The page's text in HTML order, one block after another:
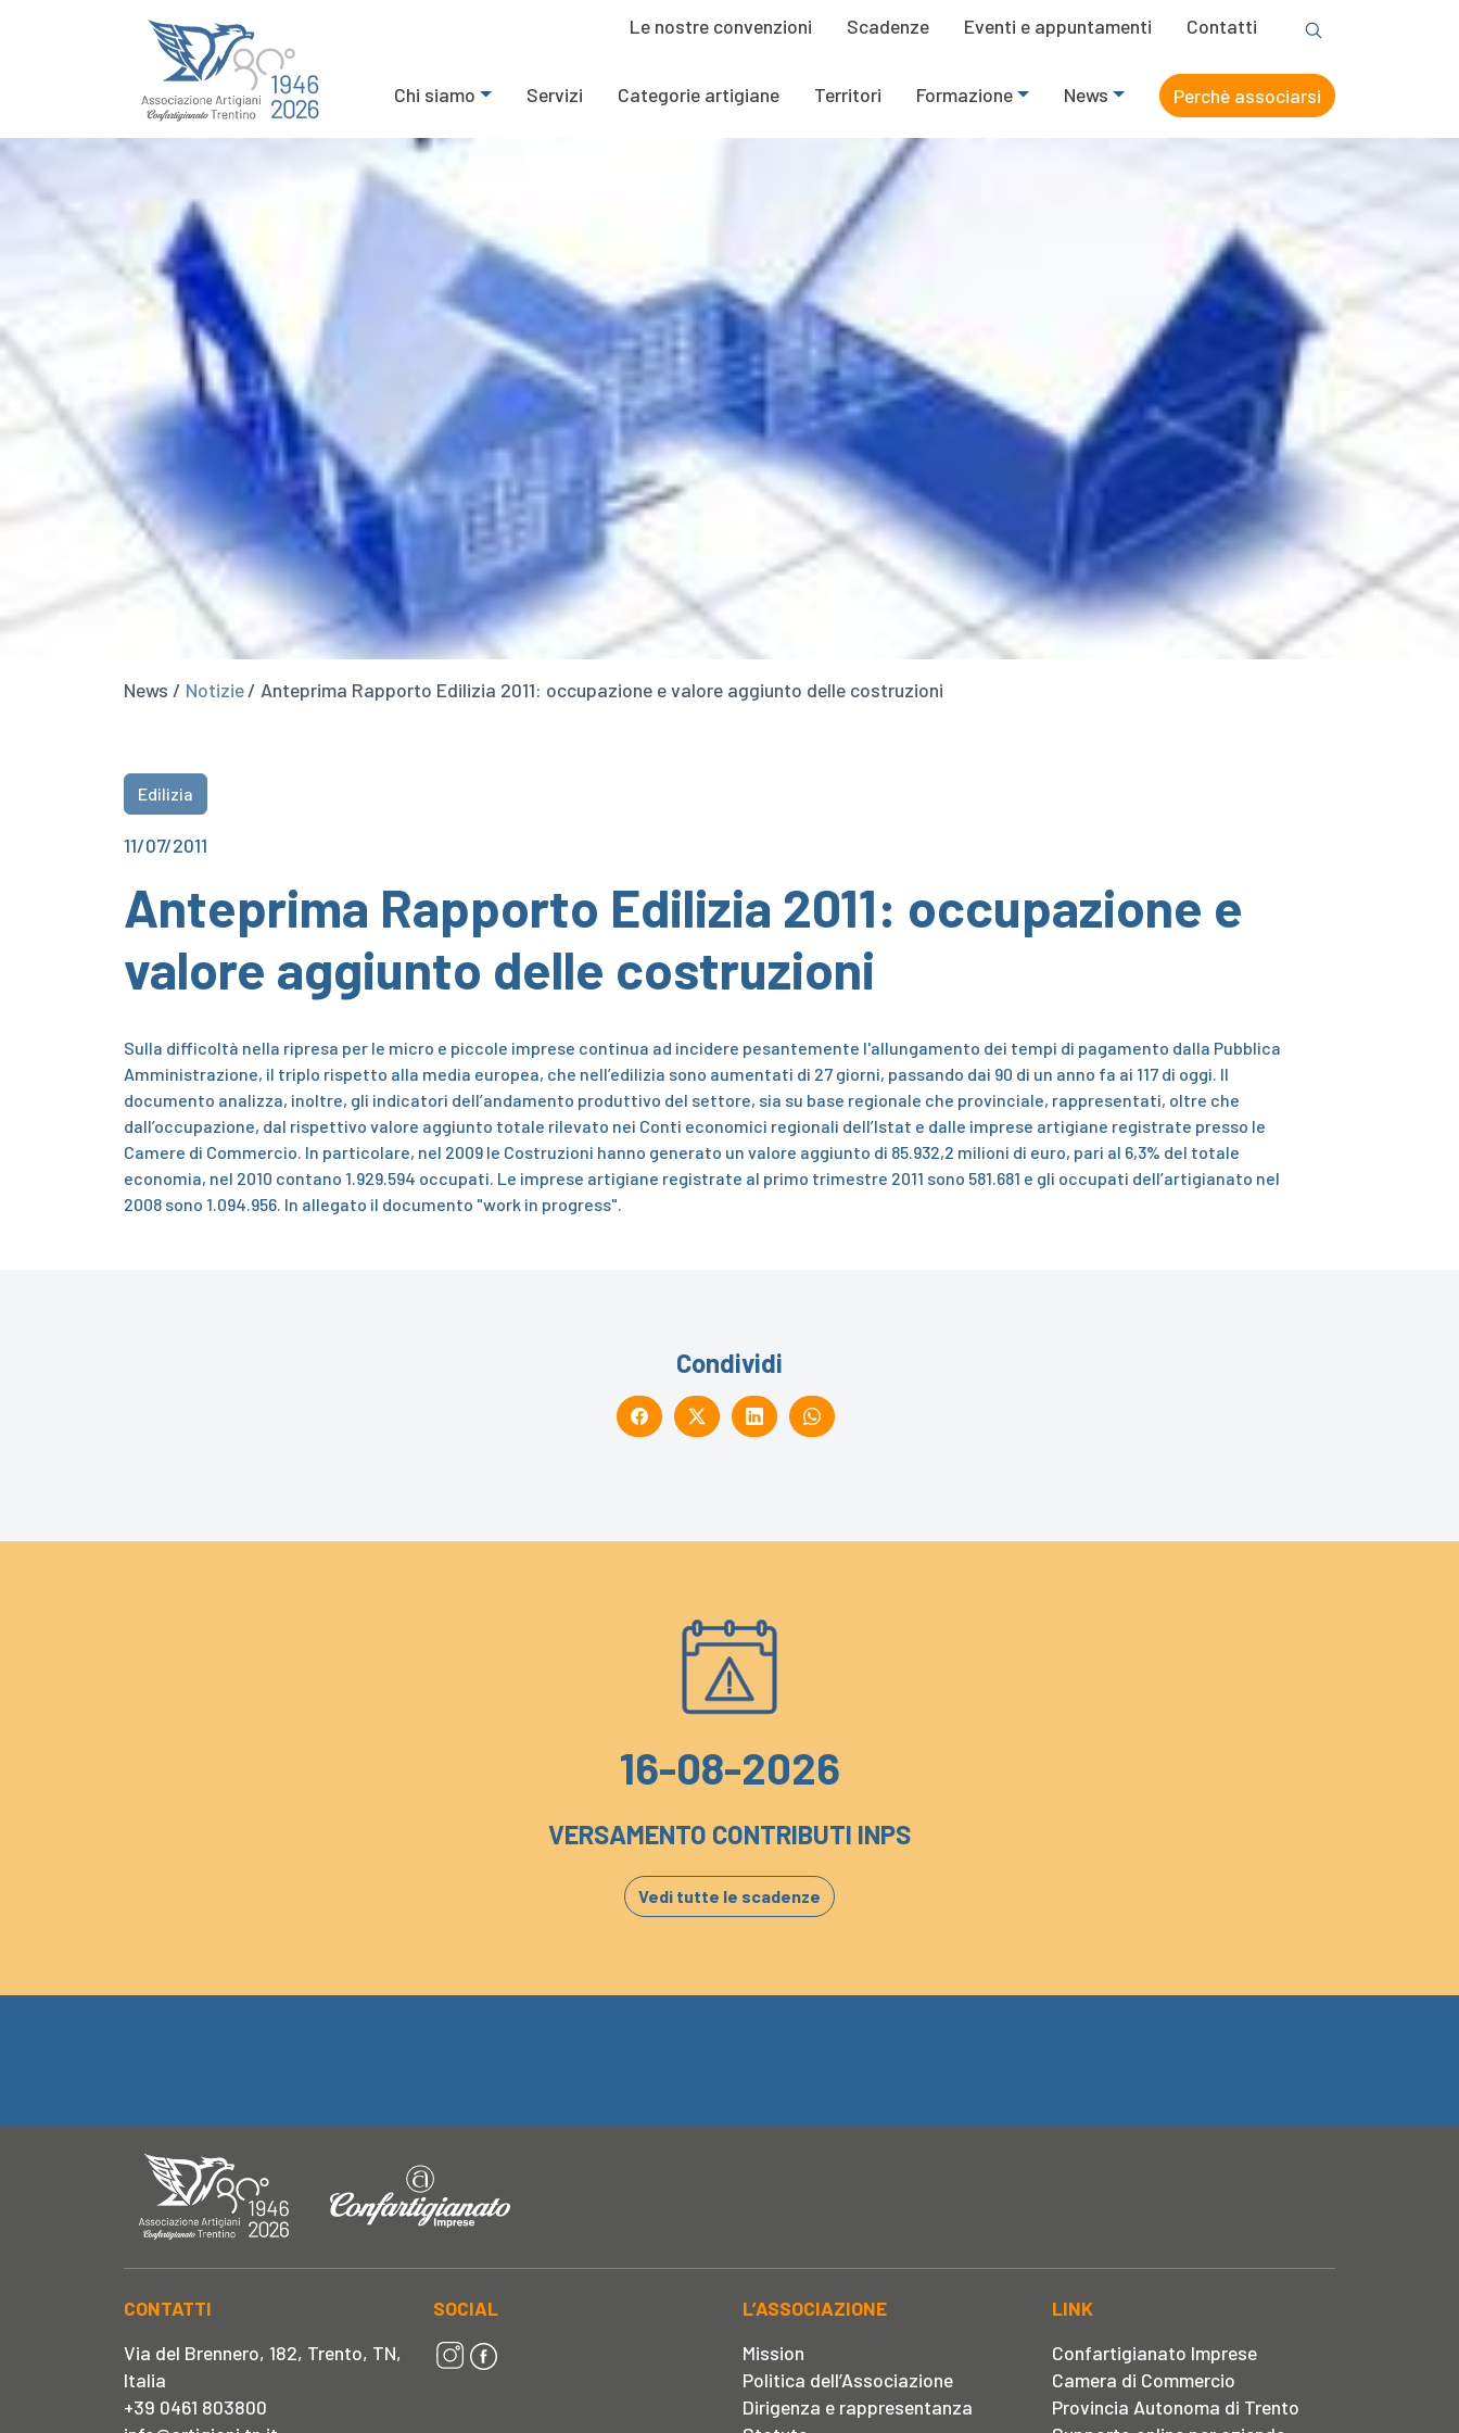
Le nostre convenzioni Scadenze Eventi e appuntamenti Contatti
Chi siamo Servizi Categorie artigiane Territori Formazione News Perchè associarsi
News / Notizie/ Anteprima Rapporto Edilizia 2011: occupazione e valore aggiunto delle costruzioni
Edilizia
11/07/2011
Anteprima Rapporto Edilizia 2011: occupazione e
valore aggiunto delle costruzioni
Sulla difficoltà nella ripresa per le micro e piccole imprese continua ad incidere pesantemente l'allungamento dei tempi di pagamento dalla Pubblica
Amministrazione, il triplo rispetto alla media europea, che nell’edilizia sono aumentati di 27 giorni, passando dai 90 di un anno fa ai 117 di oggi. Il
documento analizza, inoltre, gli indicatori dell’andamento produttivo del settore, sia su base regionale che provinciale, rappresentati, oltre che
dall’occupazione, dal rispettivo valore aggiunto totale rilevato nei Conti economici regionali dell’Istat e dalle imprese artigiane registrate presso le
Camere di Commercio. In particolare, nel 2009 le Costruzioni hanno generato un valore aggiunto di 85.932,2 milioni di euro, pari al 6,3% del totale
economia, nel 2010 contano 1.929.594 occupati. Le imprese artigiane registrate al primo trimestre 2011 sono 581.681 e gli occupati dell’artigianato nel
2008 sono 1.094.956. In allegato il documento "work in progress".
Condividi
16-08-2026
VERSAMENTO CONTRIBUTI INPS
Vedi tutte le scadenze
CONTATTI
Via del Brennero, 182, Trento, TN,
Italia
+39 0461 803800
SOCIAL
L’ASSOCIAZIONE
Mission
Politica dell’Associazione
Dirigenza e rappresentanza
LINK
Confartigianato Imprese
Camera di Commercio
Provincia Autonoma di Trento